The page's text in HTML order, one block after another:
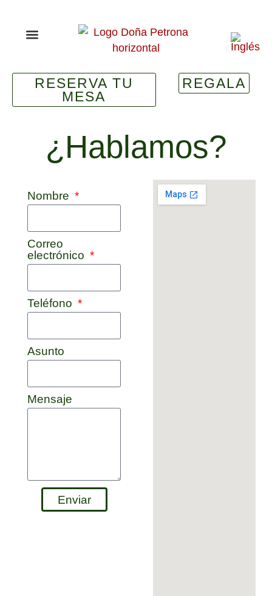
RESERVA TU
MESA
REGALA
¿Hablamos?
Nombre
Correo
electrónico
Teléfono
Asunto
Mensaje
Enviar